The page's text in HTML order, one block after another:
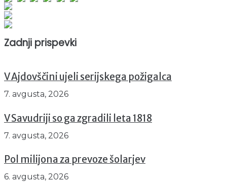
Zadnji prispevki
V Ajdovščini ujeli serijskega požigalca
7. avgusta, 2026
V Savudriji so ga zgradili leta 1818
7. avgusta, 2026
Pol milijona za prevoze šolarjev
6. avgusta, 2026